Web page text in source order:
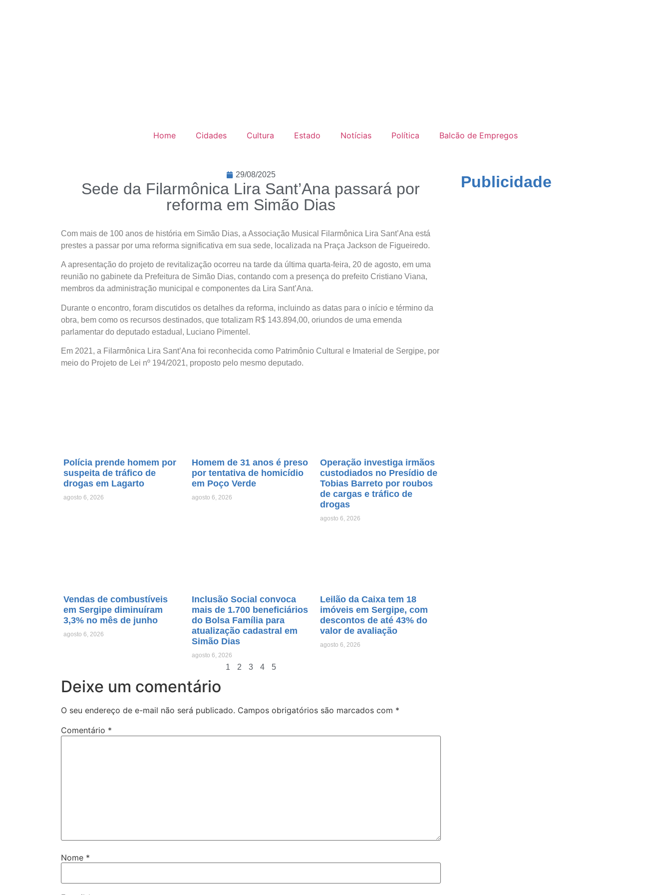
Home Cidades Cultura Estado Notícias Política Balcão de Empregos
29/08/2025
Sede da Filarmônica Lira Sant’Ana passará por
reforma em Simão Dias
Com mais de 100 anos de história em Simão Dias, a Associação Musical Filarmônica Lira Sant’Ana está
prestes a passar por uma reforma significativa em sua sede, localizada na Praça Jackson de Figueiredo.
A apresentação do projeto de revitalização ocorreu na tarde da última quarta-feira, 20 de agosto, em uma
reunião no gabinete da Prefeitura de Simão Dias, contando com a presença do prefeito Cristiano Viana,
membros da administração municipal e componentes da Lira Sant’Ana.
Durante o encontro, foram discutidos os detalhes da reforma, incluindo as datas para o início e término da
obra, bem como os recursos destinados, que totalizam R$ 143.894,00, oriundos de uma emenda
parlamentar do deputado estadual, Luciano Pimentel.
Em 2021, a Filarmônica Lira Sant’Ana foi reconhecida como Patrimônio Cultural e Imaterial de Sergipe, por
meio do Projeto de Lei nº 194/2021, proposto pelo mesmo deputado.
Polícia prende homem por
suspeita de tráfico de
drogas em Lagarto
agosto 6, 2026
Homem de 31 anos é preso
por tentativa de homicídio
em Poço Verde
agosto 6, 2026
Operação investiga irmãos
custodiados no Presídio de
Tobias Barreto por roubos
de cargas e tráfico de
drogas
agosto 6, 2026
Vendas de combustíveis
em Sergipe diminuíram
3,3% no mês de junho
agosto 6, 2026
Inclusão Social convoca
mais de 1.700 beneficiários
do Bolsa Família para
atualização cadastral em
Simão Dias
agosto 6, 2026
Leilão da Caixa tem 18
imóveis em Sergipe, com
descontos de até 43% do
valor de avaliação
agosto 6, 2026
1 2 3 4 5
Deixe um comentário
O seu endereço de e-mail não será publicado. Campos obrigatórios são marcados com *
Comentário *
Nome *
Publicidade